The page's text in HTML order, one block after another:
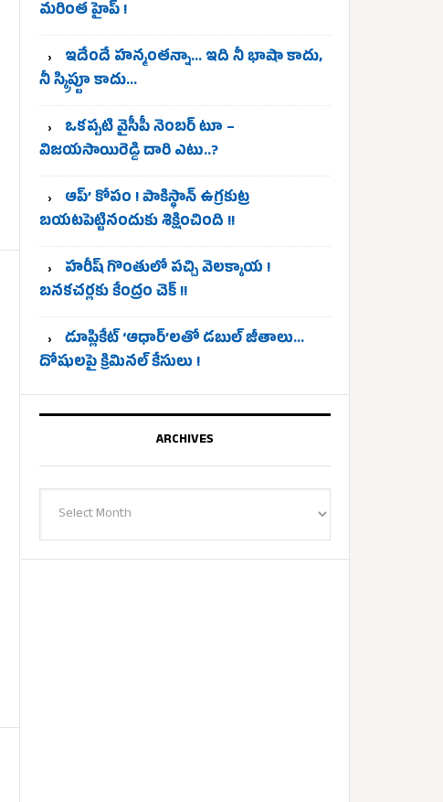
మరింత హైప్ !
ఇదేందే హన్మంతన్నా… ఇది నీ భాషా కాదు,
నీ స్క్రిప్టూ కాదు…
ఒకప్పటి వైసీపీ నెంబర్ టూ –
విజయసాయిరెడ్డి దారి ఎటు..?
ఆప్’ కోపం ! పాకిస్థాన్ ఉగ్రకుట్ర
బయటపెట్టినందుకు శిక్షించింది !!
హరీష్ గొంతులో పచ్చి వెలక్కాయ !
బనకచర్లకు కేంద్రం చెక్ !!
డూప్లికేట్ ‘ఆధార్’లతో డబుల్ జీతాలు…
దోషులపై క్రిమినల్ కేసులు !
ARCHIVES